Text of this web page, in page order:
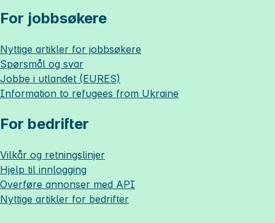
For jobbsøkere
Nyttige artikler for jobbsøkere
Spørsmål og svar
Jobbe i utlandet (EURES)
Information to refugees from Ukraine
For bedrifter
Vilkår og retningslinjer
Hjelp til innlogging
Overføre annonser med API
Nyttige artikler for bedrifter